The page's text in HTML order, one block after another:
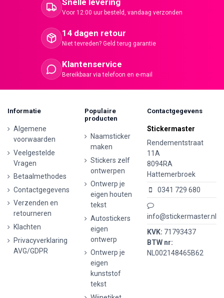
Voor 12:00 uur besteld, vandaag verzonden
14 dagen retour
Niet tevreden? Geld terug garantie
Klantenservice
Bereikbaar via telefoon en e-mail
Informatie
Algemene
voorwaarden
Veelgestelde
Vragen
Betaalmethodes
Contactgegevens
Verzenden en
retourneren
Klachten
Privacyverklaring
AVG/GDPR
Populaire
producten
Naamsticker
maken
Stickers zelf
ontwerpen
Ontwerp je
eigen houten
tekst
Autostickers
eigen
ontwerp
Ontwerp je
eigen
kunststof
tekst
Contactgegevens
Stickermaster
Rendementstraat
11A
8094RA
Hattemerbroek
0341 729 680
info@stickermaster.nl
KVK: 71793437
BTW nr:
NL002148465B62